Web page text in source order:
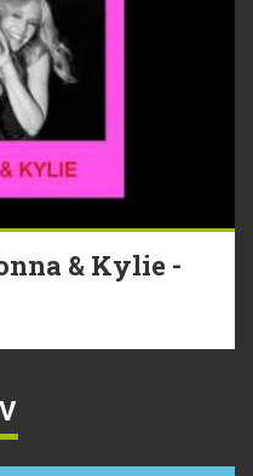
& Kylie -